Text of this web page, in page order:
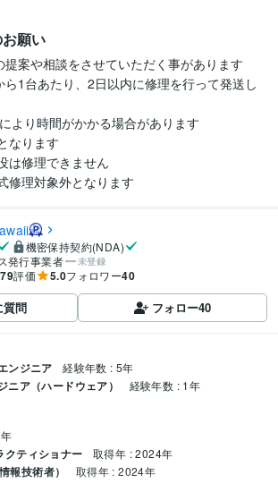
願い
案や相談をさせていただく事があります
1台あたり、2日以内に修理を行って発送し
なります
は修理できません
修理対象外となります
機密保持契約(NDA)
発行事業者
未登録
評価 5.0フォロワー40
質問 フォロー40
ンジニア 経験年数 : 5年
ニア（ハードウェア） 経験年数 : 1年
クティショナー 取得年 : 2024年
報技術者） 取得年 : 2024年